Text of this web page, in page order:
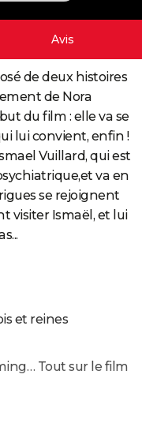
Avis
de deux histoires
de Nora
du film : elle va se
lui convient, enfin !
Vuillard, qui est
va en
se rejoignent
visiter Ismaël, et lui
et reines
Tout sur le film